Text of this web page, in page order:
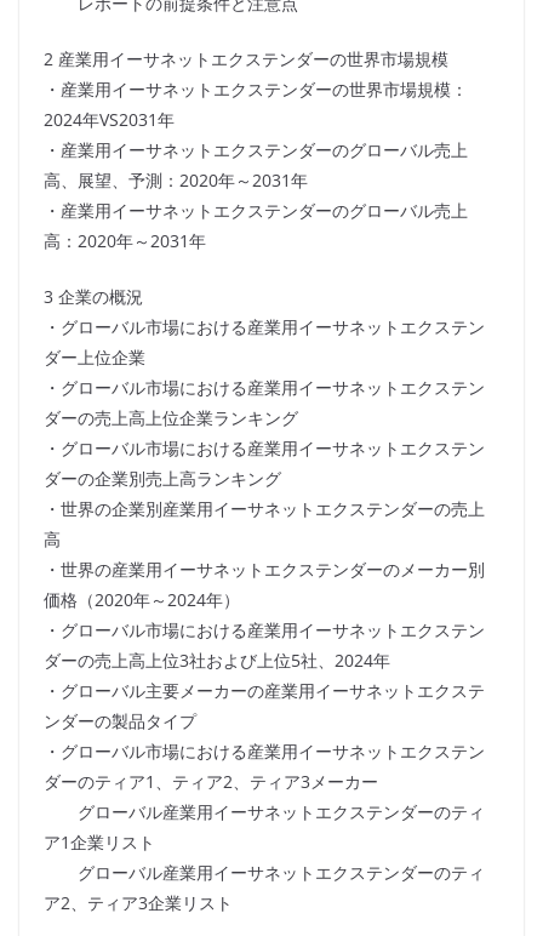
2 産業用イーサネットエクステンダーの世界市場規模
・産業用イーサネットエクステンダーの世界市場規模：
2024年VS2031年
・産業用イーサネットエクステンダーのグローバル売上
高、展望、予測：2020年～2031年
・産業用イーサネットエクステンダーのグローバル売上
高：2020年～2031年
3 企業の概況
・グローバル市場における産業用イーサネットエクステン
ダー上位企業
・グローバル市場における産業用イーサネットエクステン
ダーの売上高上位企業ランキング
・グローバル市場における産業用イーサネットエクステン
ダーの企業別売上高ランキング
・世界の企業別産業用イーサネットエクステンダーの売上
高
・世界の産業用イーサネットエクステンダーのメーカー別
価格（2020年～2024年）
・グローバル市場における産業用イーサネットエクステン
ダーの売上高上位3社および上位5社、2024年
・グローバル主要メーカーの産業用イーサネットエクステ
ンダーの製品タイプ
・グローバル市場における産業用イーサネットエクステン
ダーのティア1、ティア2、ティア3メーカー
グローバル産業用イーサネットエクステンダーのティ
ア1企業リスト
グローバル産業用イーサネットエクステンダーのティ
ア2、ティア3企業リスト